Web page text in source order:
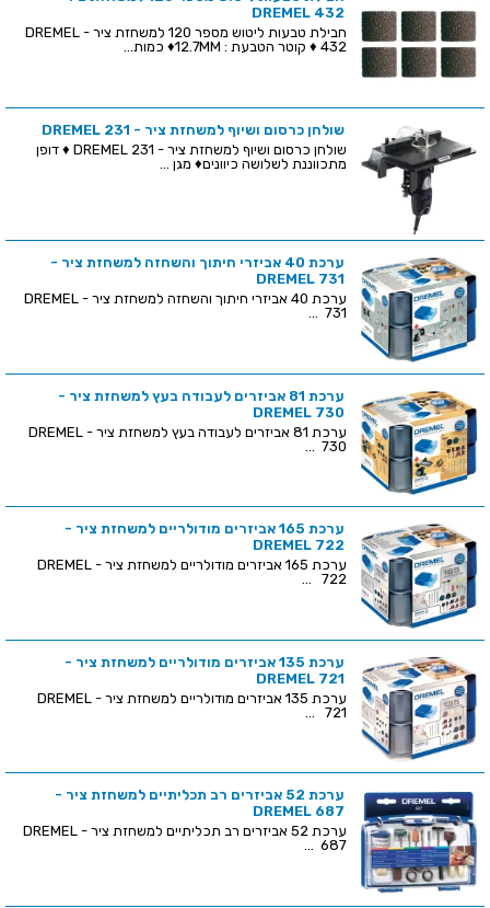
DREMEL 432
חבילת טבעות ליטוש מספר 120 למשחזת ציר - DREMEL
432 ♦ קוטר הטבעת : 12.7MM♦ כמות...
שולחן כרסום ושיוף למשחזת ציר - DREMEL 231
שולחן כרסום ושיוף למשחזת ציר - DREMEL 231 ♦ דופן
מתכווננת לשלושה כיוונים♦ מגן ...
ערכת 40 אביזרי חיתוך והשחזה למשחזת ציר -
DREMEL 731
ערכת 40 אביזרי חיתוך והשחזה למשחזת ציר - DREMEL
731 ...
ערכת 81 אביזרים לעבודה בעץ למשחזת ציר -
DREMEL 730
ערכת 81 אביזרים לעבודה בעץ למשחזת ציר - DREMEL
730 ...
ערכת 165 אביזרים מודולריים למשחזת ציר -
DREMEL 722
ערכת 165 אביזרים מודולריים למשחזת ציר - DREMEL
722 ...
ערכת 135 אביזרים מודולריים למשחזת ציר -
DREMEL 721
ערכת 135 אביזרים מודולריים למשחזת ציר - DREMEL
721 ...
ערכת 52 אביזרים רב תכליתיים למשחזת ציר -
DREMEL 687
ערכת 52 אביזרים רב תכליתיים למשחזת ציר - DREMEL
687 ...